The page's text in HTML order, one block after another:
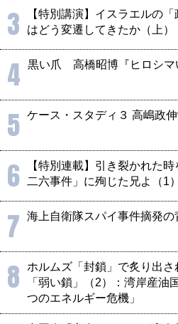
3
【特別講演】イスラエルの「
はどう変遷してきたか（上）
4 黒い爪 高橋昭博『ヒロシマ
5 ケース・スタディ３ 高嶋政
6
【特別連載】引き裂かれた
二六事件」に殉じた兄よ（1
7 海上自衛隊スパイ事件摘発の
8
ホルムズ「封鎖」で炙り出
「弱い鎖」（2）：湾岸産油
つのエネルギー危機」